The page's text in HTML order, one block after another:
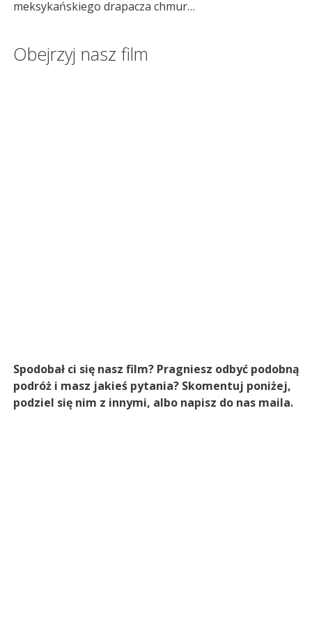
meksykańskiego drapacza chmur…
Obejrzyj nasz film
Spodobał ci się nasz film? Pragniesz odbyć podobną
podróż i masz jakieś pytania? Skomentuj poniżej,
podziel się nim z innymi, albo napisz do nas maila.